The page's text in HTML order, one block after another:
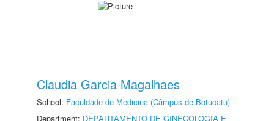
Claudia Garcia Magalhaes
School: Faculdade de Medicina (Câmpus de Botucatu)
Department: DEPARTAMENTO DE GINECOLOGIA E